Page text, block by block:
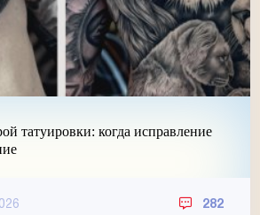
татуировки: когда исправление
282